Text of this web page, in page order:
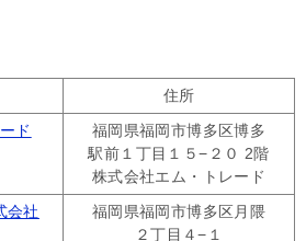
住所
ド
福岡県福岡市博多区博多
駅前１丁目１５−２０ 2階
株式会社エム・トレード
会社
福岡県福岡市博多区月隈
２丁目４−１